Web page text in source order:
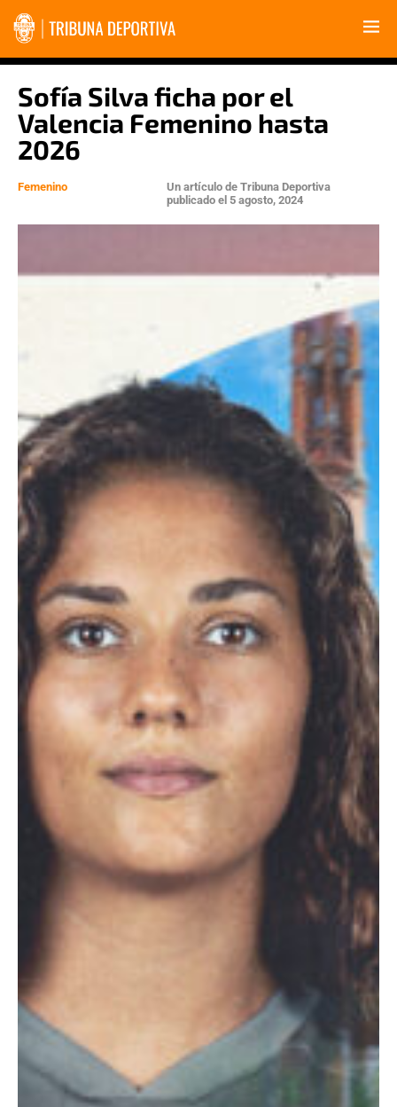
Sofía Silva ficha por el
Valencia Femenino hasta
2026
Femenino Un artículo de Tribuna Deportiva
publicado el 5 agosto, 2024